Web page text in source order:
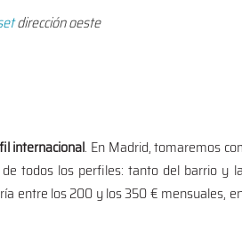
dirección oeste
internacional. En Madrid, tomaremos
todos los perfiles: tanto del barrio y
entre los 200 y los 350 € mensuales,